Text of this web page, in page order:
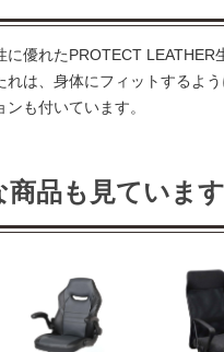
優れたPROTECT LEATHER
は、身体にフィットするよ
も付いています。
品も見ています